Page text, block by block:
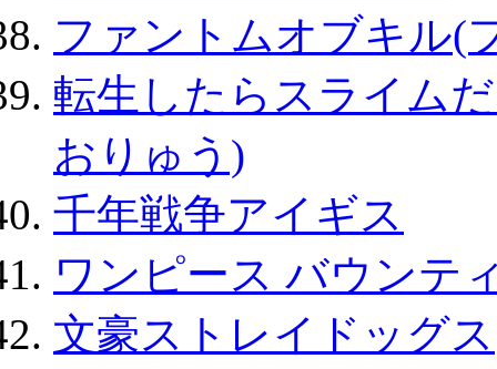
ファントムオブキル(
転生したらスライム
おりゅう)
千年戦争アイギス
ワンピース バウンテ
文豪ストレイドッグス